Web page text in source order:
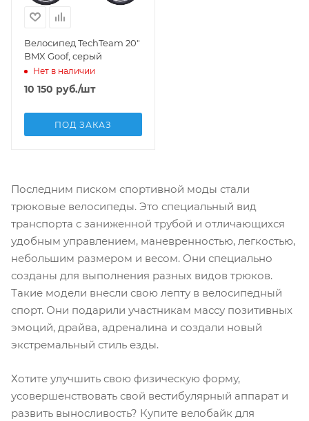
Велосипед TechTeam 20"
BMX Goof, серый
Нет в наличии
10 150 руб./шт
ПОД ЗАКАЗ
Последним писком спортивной моды стали
трюковые велосипеды. Это специальный вид
транспорта с заниженной трубой и отличающихся
удобным управлением, маневренностью, легкостью,
небольшим размером и весом. Они специально
созданы для выполнения разных видов трюков.
Такие модели внесли свою лепту в велосипедный
спорт. Они подарили участникам массу позитивных
эмоций, драйва, адреналина и создали новый
экстремальный стиль езды.
Хотите улучшить свою физическую форму,
усовершенствовать свой вестибулярный аппарат и
развить выносливость? Купите велобайк для